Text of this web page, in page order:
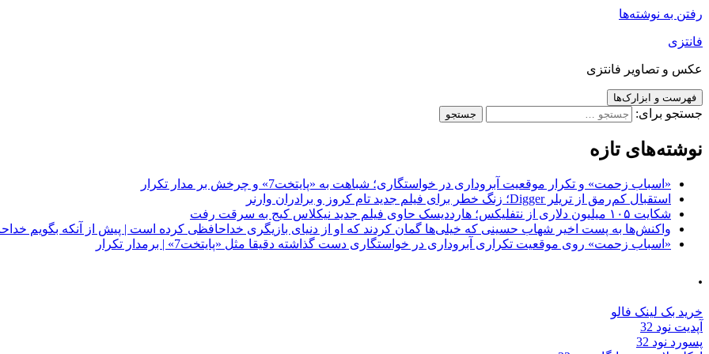
رفتن به نوشته‌ها
فانتزی
عکس و تصاویر فانتزی
فهرست و ابزارک‌ها
جستجو برای:
نوشته‌های تازه
«اسباب زحمت» و تکرار موقعیت آبروداری در خواستگاری؛ شباهت به «پایتخت7» و چرخش بر مدار تکرار
استقبال کم‌رمق از تریلر Digger؛ زنگ خطر برای فیلم جدید تام کروز و برادران وارنر
شکایت ۱۰۵ میلیون دلاری از نتفلیکس؛ هارددیسک حاوی فیلم جدید نیکلاس کیج به سرقت رفت
واکنش‌ها به پست اخیر شهاب حسینی که خیلی‌ها گمان کردند که او از دنیای بازیگری خداحافظی کرده است | پیش از آنکه بگویم
«اسباب زحمت» روی موقعیت تکراری آبروداری در خواستگاری دست گذاشته دقیقا مثل «پایتخت7» | برمدار تکرار
.
خرید بک لینک فالو
آپدیت نود 32
پسورد نود 32